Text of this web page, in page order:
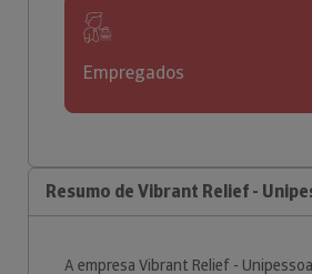
Empregados
Resumo de Vibrant Relief -
A empresa Vibrant Relief -